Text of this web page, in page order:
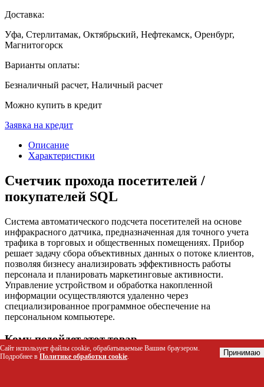
Доставка:
Уфа, Стерлитамак, Октябрьский, Нефтекамск, Оренбург,
Магнитогорск
Варианты оплаты:
Безналичный расчет, Наличный расчет
Можно купить в кредит
Заявка на кредит
Описание
Характеристики
Счетчик прохода посетителей /
покупателей SQL
Система автоматического подсчета посетителей на основе
инфракрасного датчика, предназначенная для точного учета
трафика в торговых и общественных помещениях. Прибор
решает задачу сбора объективных данных о потоке клиентов,
позволяя бизнесу анализировать эффективность работы
персонала и планировать маркетинговые активности.
Управление устройством и обработка накопленной
информации осуществляются удаленно через
специализированное программное обеспечение на
персональном компьютере.
Кому подойдет этот товар
Владельцы розничных магазинов и торговых
Сайт использует файлы cookie, обрабатываемые Вашим браузером.
Подробнее в Политике обработки cookie. Принимаю